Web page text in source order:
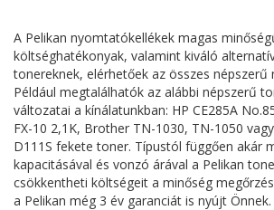
A Pelikan nyomtatókellékek magas
költséghatékonyak, valamint kiváló
tonereknek, elérhetőek az összes
Például megtalálhatók az alábbi népszerű
változatai a kínálatunkban: HP CE285A
FX-10 2,1K, Brother TN-1030, TN-1050
D111S fekete toner. Típustól függően akár
kapacitásával és vonzó árával a Pelikan
csökkentheti költségeit a minőség
a Pelikan még 3 év garanciát is nyújt Önnek.